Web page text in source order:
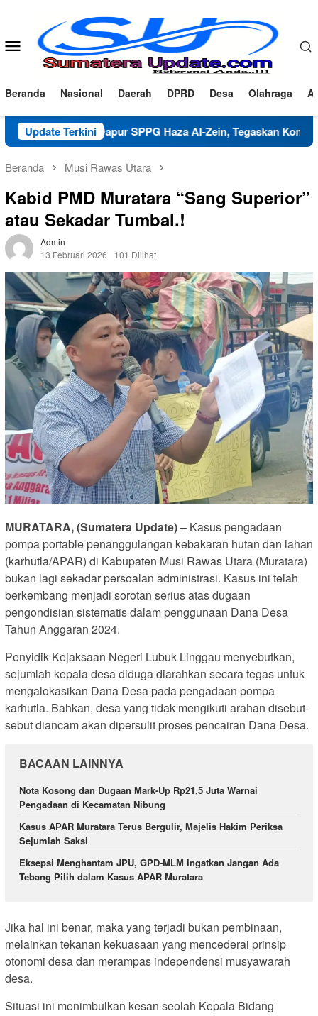
Menu
Mobile
Beranda Nasional Daerah DPRD Desa Olahraga
Update Terkini
Dapur SPPG Haza Al-Zein, Tegaskan Komitmen Jaga
Beranda Musi Rawas Utara
Kabid PMD Muratara “Sang Superior”
atau Sekadar Tumbal.!
Admin
13 Februari 2026
101 Dilihat
MURATARA, (Sumatera Update)– Kasus pengadaan
pompa portable penanggulangan kebakaran hutan dan lahan
(karhutla/APAR) di Kabupaten Musi Rawas Utara (Muratara)
bukan lagi sekadar persoalan administrasi. Kasus ini telah
berkembang menjadi sorotan serius atas dugaan
pengondisian sistematis dalam penggunaan Dana Desa
Tahun Anggaran 2024.
Penyidik Kejaksaan Negeri Lubuk Linggau menyebutkan,
sejumlah kepala desa diduga diarahkan secara tegas untuk
mengalokasikan Dana Desa pada pengadaan pompa
karhutla. Bahkan, desa yang tidak mengikuti arahan disebut-
sebut diancam akan dipersulit proses pencairan Dana Desa.
BACAAN LAINNYA
Nota Kosong dan Dugaan Mark-Up Rp21,5 Juta Warnai
Pengadaan di Kecamatan Nibung
Kasus APAR Muratara Terus Bergulir, Majelis Hakim Periksa
Sejumlah Saksi
Eksepsi Menghantam JPU, GPD-MLM Ingatkan Jangan Ada
Tebang Pilih dalam Kasus APAR Muratara
Jika hal ini benar, maka yang terjadi bukan pembinaan,
melainkan tekanan kekuasaan yang mencederai prinsip
otonomi desa dan merampas independensi musyawarah
desa.
Situasi ini menimbulkan kesan seolah Kepala Bidang